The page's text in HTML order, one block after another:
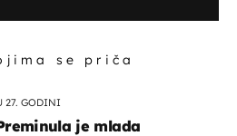
se priča
27. GODINI
je mlada